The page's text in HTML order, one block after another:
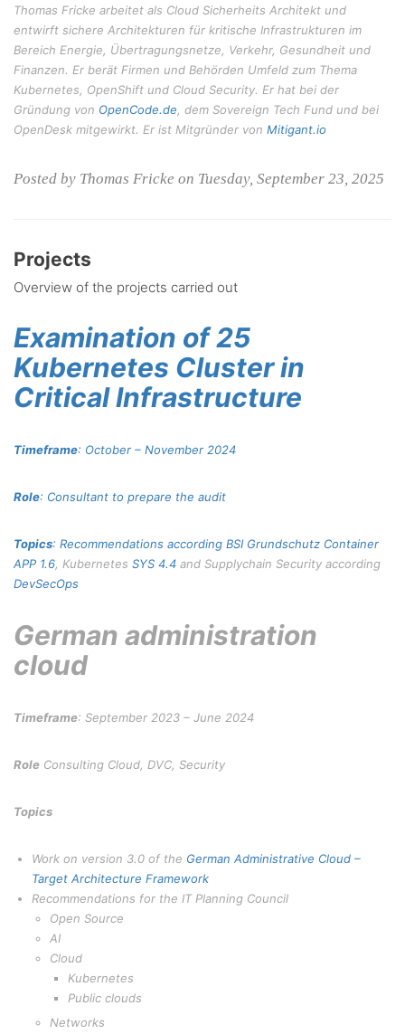
Thomas Fricke arbeitet als Cloud Sicherheits Architekt und
entwirft sichere Architekturen für kritische Infrastrukturen im
Bereich Energie, Übertragungsnetze, Verkehr, Gesundheit und
Finanzen. Er berät Firmen und Behörden Umfeld zum Thema
Kubernetes, OpenShift und Cloud Security. Er hat bei der
Gründung von OpenCode.de, dem Sovereign Tech Fund und bei
OpenDesk mitgewirkt. Er ist Mitgründer von Mitigant.io
Posted by Thomas Fricke on Tuesday, September 23, 2025
Projects
Overview of the projects carried out
Examination of 25
Kubernetes Cluster in
Critical Infrastructure
Timeframe: October – November 2024
Role: Consultant to prepare the audit
Topics: Recommendations according BSI Grundschutz Container
APP 1.6, Kubernetes SYS 4.4 and Supplychain Security according
DevSecOps
German administration
cloud
Timeframe: September 2023 – June 2024
Role Consulting Cloud, DVC, Security
Topics
Work on version 3.0 of the German Administrative Cloud –
Target Architecture Framework
Recommendations for the IT Planning Council
Open Source
AI
Cloud
Kubernetes
Public clouds
Networks